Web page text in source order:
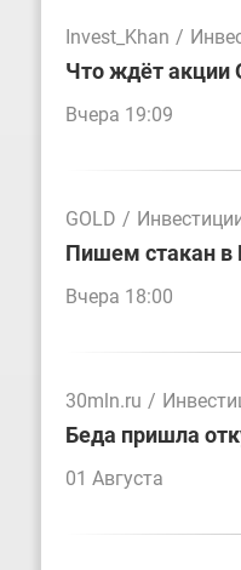
Invest_Khan /
Что ждёт акции
Вчера 19:09
GOLD /
Пишем стакан в
Вчера 18:00
30mln.ru /
Беда пришла
01 Августа